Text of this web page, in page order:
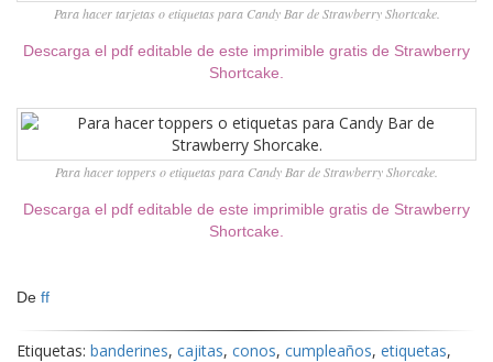
Para hacer tarjetas o etiquetas para Candy Bar de Strawberry Shortcake.
Descarga el pdf editable de este imprimible gratis de Strawberry
Shortcake.
Para hacer toppers o etiquetas para Candy Bar de Strawberry Shorcake.
Descarga el pdf editable de este imprimible gratis de Strawberry
Shortcake.
De ff
Etiquetas: banderines, cajitas, conos, cumpleaños, etiquetas,